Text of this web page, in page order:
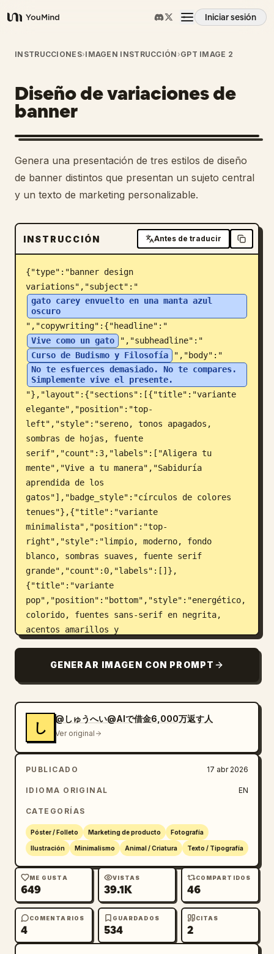
YouMind
Iniciar sesión
Resumen
Casos de uso
Habilidades
Prompts
Descargar
Blog
Actualizaciones
INSTRUCCIONES›IMAGEN INSTRUCCIÓN ›GPT IMAGE 2
Diseño de variaciones de
banner
Genera una presentación de tres estilos de diseño
de banner distintos que presentan un sujeto central
y un texto de marketing personalizable.
INSTRUCCIÓN Antes de traducir
{"type":"banner design
variations","subject":"
gato carey envuelto en una manta azul
oscuro
","copywriting":{"headline":"
Vive como un gato
","subheadline":"
Curso de Budismo y Filosofía
","body":"
No te esfuerces demasiado. No te compares.
Simplemente vive el presente.
"},"layout":{"sections":[{"title":"variante
elegante","position":"top-
left","style":"sereno, tonos apagados,
sombras de hojas, fuente
serif","count":3,"labels":["Aligera tu
mente","Vive a tu manera","Sabiduría
aprendida de los
gatos"],"badge_style":"círculos de colores
tenues"},{"title":"variante
minimalista","position":"top-
right","style":"limpio, moderno, fondo
blanco, sombras suaves, fuente serif
grande","count":0,"labels":[]},
{"title":"variante
pop","position":"bottom","style":"energético,
colorido, fuentes sans-serif en negrita,
acentos amarillos y
redondeados con iconos y un círculo
verde"}]}}
GENERAR IMAGEN CON PROMPT
し
@しゅうへい@AIで借金6,000万返す人
Ver original
PUBLICADO 17 abr 2026
IDIOMA ORIGINAL EN
CATEGORÍAS
Póster / Folleto Marketing de producto Fotografía
Ilustración Minimalismo Animal / Criatura Texto / Tipografía
ME GUSTA
649
VISTAS
39.1K
COMPARTIDOS
46
COMENTARIOS
4
GUARDADOS
534
CITAS
2